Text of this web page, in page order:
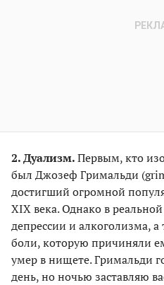
2. Дуализм.Первым, кто
был Джозеф Гримальди
достигший огромной
XIX века. Однако в
депрессии и алкоголизма,
боли, которую причиняли
умер в нищете. Гримальди
день, но ночью заставляю